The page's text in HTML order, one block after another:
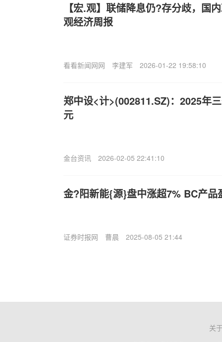
【宏.观】联储降息仍?存分歧，
观经济周报
看看新闻网网 李建军 2026-01-22 19:58:10
郑中设<计>(002811.SZ)：2025年
元
金台资讯 2026-02-05 22:41:10
金?阳新能{源}盘中涨超7% BC产品
证券时报网 曹晨 2025-08-05 21:44
关